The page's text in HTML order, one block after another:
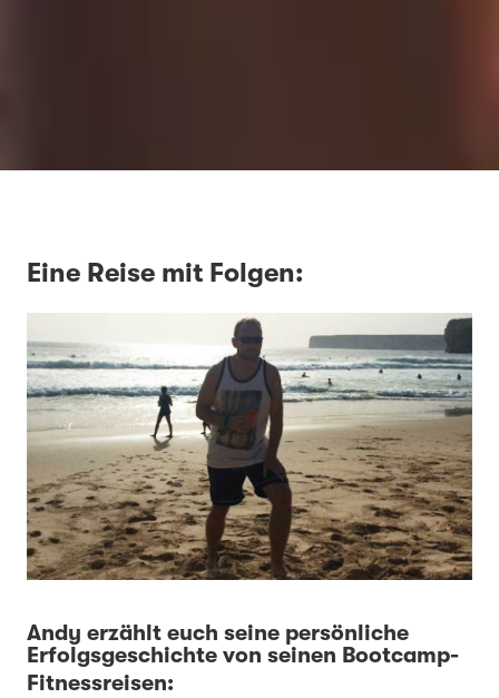
Eine Reise mit Folgen:
Andy erzählt euch seine persönliche
Erfolgsgeschichte von seinen Bootcamp-
Fitnessreisen: